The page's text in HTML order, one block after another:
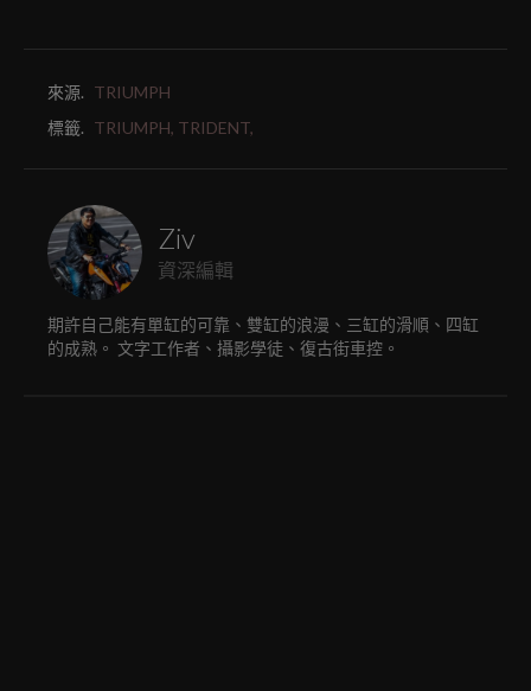
來源. TRIUMPH
標籤. TRIUMPH, TRIDENT,
Ziv
資深編輯
期許自己能有單缸的可靠、雙缸的浪漫、三缸的滑順、四缸
的成熟。 文字工作者、攝影學徒、復古街車控。